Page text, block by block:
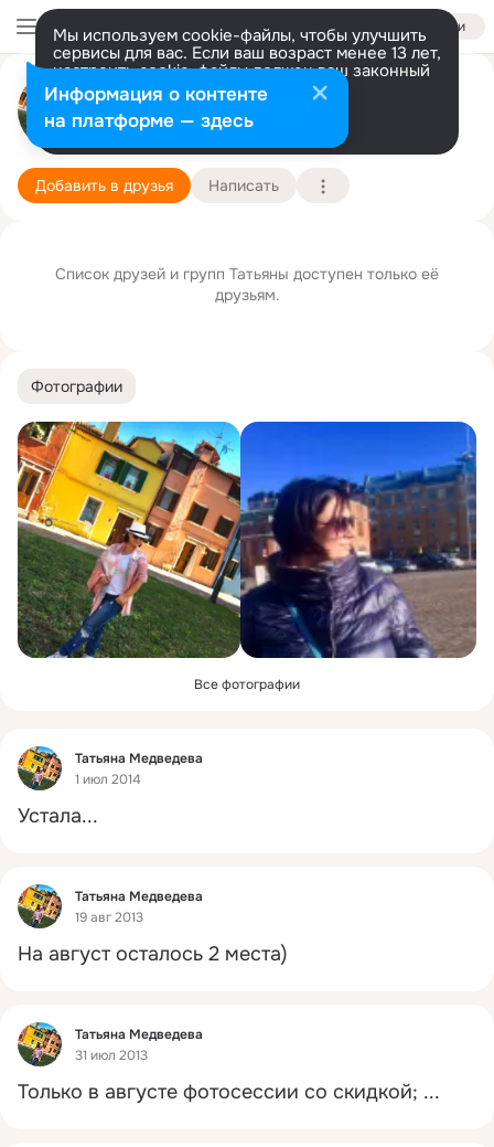
Войти
Мы используем cookie-файлы, чтобы улучшить
сервисы для вас. Если ваш возраст менее 13 лет,
настроить cookie-файлы должен ваш законный
представитель. Больше информации
Разрешить все Настроить
Татьяна Медведева
Москва 27 сентября Подробнее
Добавить в друзья Написать
Фотографии
Все фотографии
Фид
Татьяна Медведева
1 июл 2014
Устала...
Фид
Татьяна Медведева
19 авг 2013
На август осталось 2 места)
Фид
Татьяна Медведева
31 июл 2013
Только в августе фотосессии со скидкой; ...
Список друзей и групп Татьяны доступен только её
друзьям.
Информация о контенте
на платформе — здесь